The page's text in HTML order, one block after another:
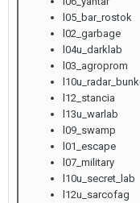
l05_bar_rostok
l02_garbage
l04u_darklab
l03_agroprom
l12_stancia
l13u_warlab
l09_swamp
l01_escape
l07_military
l10u_secret_lab
l12u_sarcofag